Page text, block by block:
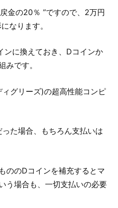
金の20％ ”ですので、2万円
なります。
ンに換えておき、Dコインか
みです。
グリーズ)の超高性能コンピ
た場合、もちろん支払いは
ののDコインを補充するとマ
う場合も、一切支払いの必要